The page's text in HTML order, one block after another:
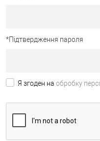
*Підтвердження пароля
Я згоден на обробку